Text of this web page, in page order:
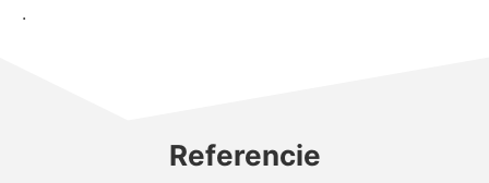
.
Referencie